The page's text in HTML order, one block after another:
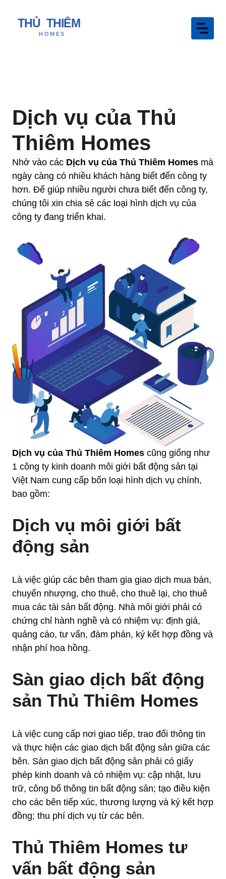
Dịch vụ của Thủ
Thiêm Homes
Nhờ vào các Dịch vụ của Thủ Thiêm Homes mà
ngày càng có nhiều khách hàng biết đến công ty
hơn. Để giúp nhiều người chưa biết đến công ty,
chúng tôi xin chia sẻ các loại hình dịch vụ của
công ty đang triển khai.
Dịch vụ của Thủ Thiêm Homes cũng giống như
1 công ty kinh doanh môi giới bất động sản tại
Việt Nam cung cấp bốn loại hình dịch vụ chính,
bao gồm:
Dịch vụ môi giới bất
động sản
Là việc giúp các bên tham gia giao dịch mua bán,
chuyển nhượng, cho thuê, cho thuê lại, cho thuê
mua các tài sản bất động. Nhà môi giới phải có
chứng chỉ hành nghề và có nhiệm vụ: định giá,
quảng cáo, tư vấn, đàm phán, ký kết hợp đồng và
nhận phí hoa hồng.
Sàn giao dịch bất động
sản Thủ Thiêm Homes
Là việc cung cấp nơi giao tiếp, trao đổi thông tin
và thực hiện các giao dịch bất động sản giữa các
bên. Sàn giao dịch bất động sản phải có giấy
phép kinh doanh và có nhiệm vụ: cập nhật, lưu
trữ, công bố thông tin bất động sản; tạo điều kiện
cho các bên tiếp xúc, thương lượng và ký kết hợp
đồng; thu phí dịch vụ từ các bên.
Thủ Thiêm Homes tư
vấn bất động sản